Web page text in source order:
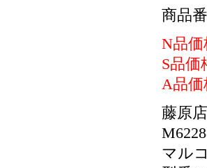
商品
N品価
S品価
A品価
藤原
マル